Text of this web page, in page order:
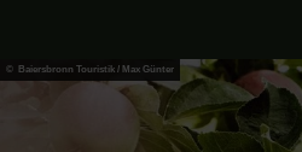
© Baiersbronn Touristik / Max Günter